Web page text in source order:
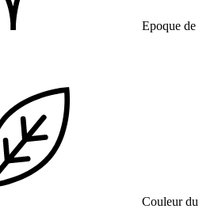
Epoque de
Couleur du